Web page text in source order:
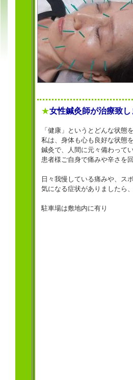
★女性鍼灸師が治療致
「健康」というとどんな状態
私は、身体も心も良好な状態
鍼灸で、人間に元々備わって
患者様ご自身で痛みや辛さを
日々我慢している痛みや、ス
気になる症状がありましたら
駐車場は敷地内に有り